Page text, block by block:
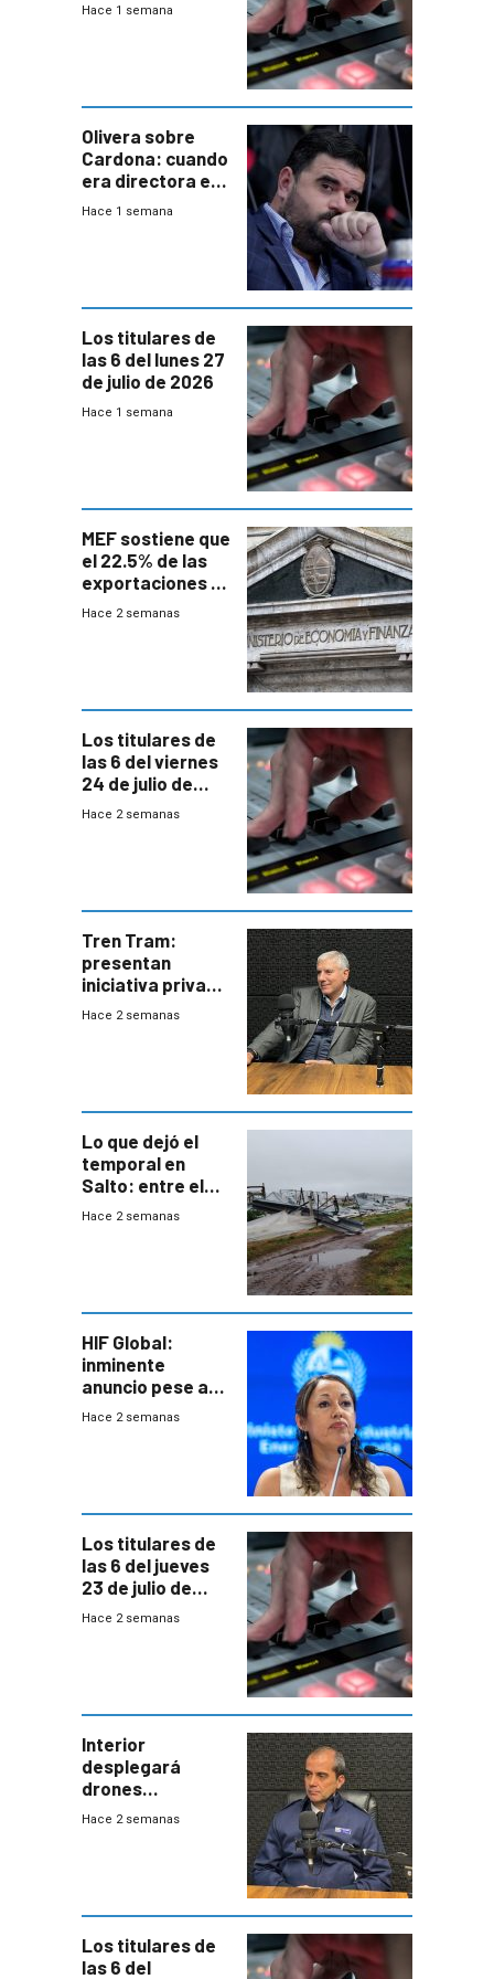
Hace 1 semana
Olivera sobre
Cardona: cuando
era directora en
UTE “no era muy
Hace 1 semana
Los titulares de
las 6 del lunes 27
de julio de 2026
Hace 1 semana
MEF sostiene que
el 22.5% de las
exportaciones a
EE.UU se verán
Hace 2 semanas
Los titulares de
las 6 del viernes
24 de julio de
2026
Hace 2 semanas
Tren Tram:
presentan
iniciativa privada
para una red de
Hace 2 semanas
Lo que dejó el
temporal en
Salto: entre el
impacto
Hace 2 semanas
HIF Global:
inminente
anuncio pese a
declaración de
gobierno
Hace 2 semanas
Los titulares de
las 6 del jueves
23 de julio de
2026
Hace 2 semanas
Interior
desplegará
drones
autónomos para
Hace 2 semanas
Los titulares de
las 6 del